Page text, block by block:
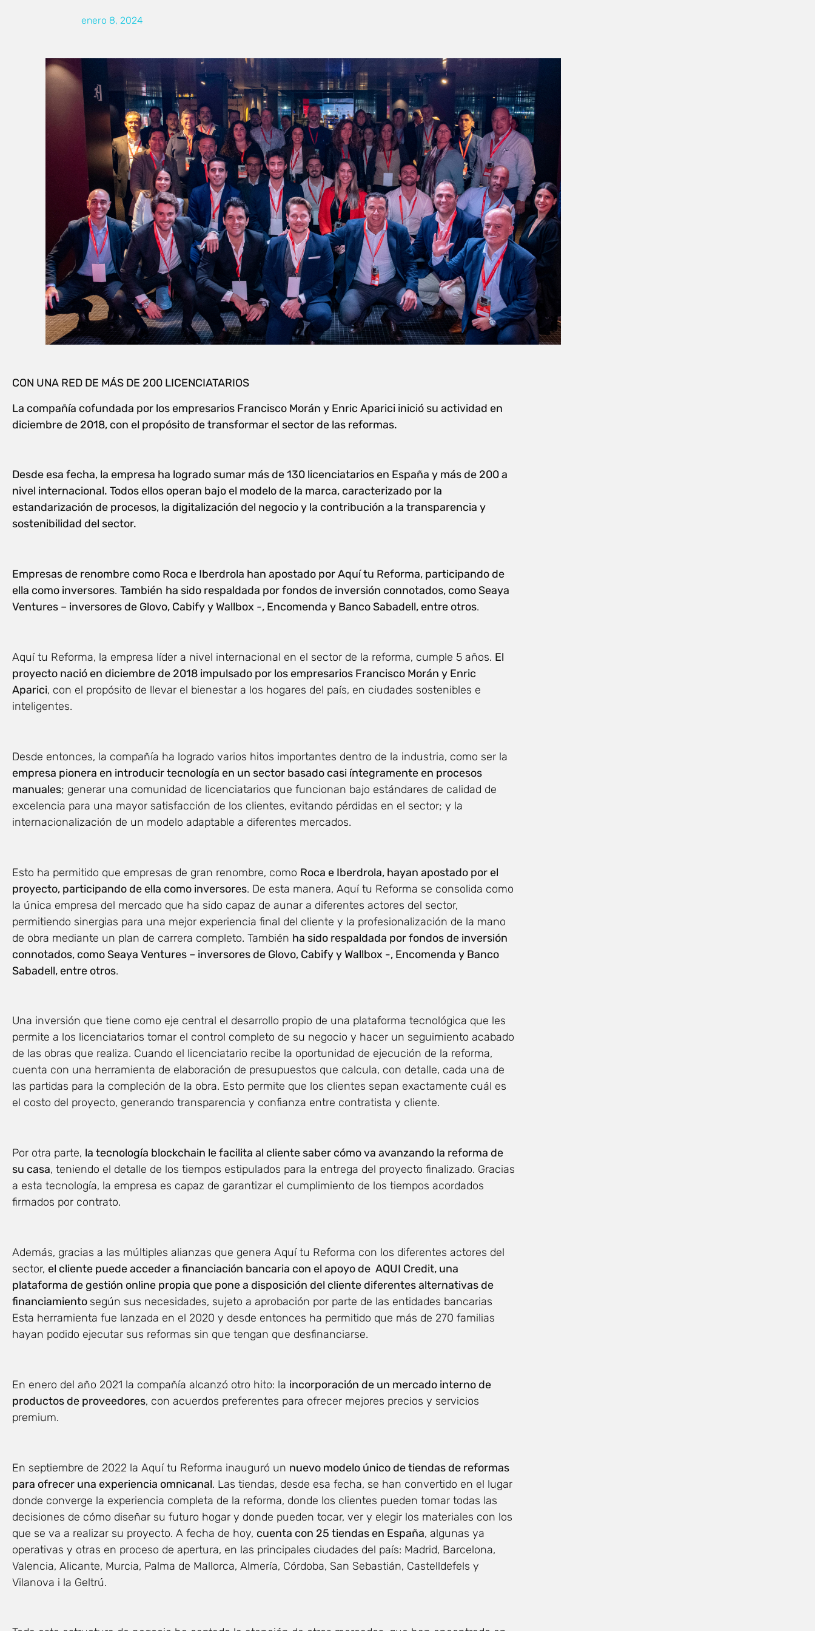
enero 8, 2024
CON UNA RED DE MÁS DE 200 LICENCIATARIOS
La compañía cofundada por los empresarios Francisco Morán y Enric Aparici inició su actividad en
diciembre de 2018, con el propósito de transformar el sector de las reformas.
Desde esa fecha, la empresa ha logrado sumar más de 130 licenciatarios en España y más de 200 a
nivel internacional. Todos ellos operan bajo el modelo de la marca, caracterizado por la
estandarización de procesos, la digitalización del negocio y la contribución a la transparencia y
sostenibilidad del sector.
Empresas de renombre como Roca e Iberdrola han apostado por Aquí tu Reforma, participando de
ella como inversores. También ha sido respaldada por fondos de inversión connotados, como Seaya
Ventures – inversores de Glovo, Cabify y Wallbox -, Encomenda y Banco Sabadell, entre otros.
Aquí tu Reforma, la empresa líder a nivel internacional en el sector de la reforma, cumple 5 años. El
proyecto nació en diciembre de 2018 impulsado por los empresarios Francisco Morán y Enric
Aparici, con el propósito de llevar el bienestar a los hogares del país, en ciudades sostenibles e
inteligentes.
Desde entonces, la compañía ha logrado varios hitos importantes dentro de la industria, como ser la
empresa pionera en introducir tecnología en un sector basado casi íntegramente en procesos
manuales; generar una comunidad de licenciatarios que funcionan bajo estándares de calidad de
excelencia para una mayor satisfacción de los clientes, evitando pérdidas en el sector; y la
internacionalización de un modelo adaptable a diferentes mercados.
Esto ha permitido que empresas de gran renombre, como Roca e Iberdrola, hayan apostado por el
proyecto, participando de ella como inversores. De esta manera, Aquí tu Reforma se consolida como
la única empresa del mercado que ha sido capaz de aunar a diferentes actores del sector,
permitiendo sinergias para una mejor experiencia final del cliente y la profesionalización de la mano
de obra mediante un plan de carrera completo. También ha sido respaldada por fondos de inversión
connotados, como Seaya Ventures – inversores de Glovo, Cabify y Wallbox -, Encomenda y Banco
Sabadell, entre otros.
Una inversión que tiene como eje central el desarrollo propio de una plataforma tecnológica que les
permite a los licenciatarios tomar el control completo de su negocio y hacer un seguimiento acabado
de las obras que realiza. Cuando el licenciatario recibe la oportunidad de ejecución de la reforma,
cuenta con una herramienta de elaboración de presupuestos que calcula, con detalle, cada una de
las partidas para la compleción de la obra. Esto permite que los clientes sepan exactamente cuál es
el costo del proyecto, generando transparencia y confianza entre contratista y cliente.
Por otra parte, la tecnología blockchain le facilita al cliente saber cómo va avanzando la reforma de
su casa, teniendo el detalle de los tiempos estipulados para la entrega del proyecto finalizado. Gracias
a esta tecnología, la empresa es capaz de garantizar el cumplimiento de los tiempos acordados
firmados por contrato.
Además, gracias a las múltiples alianzas que genera Aquí tu Reforma con los diferentes actores del
sector, el cliente puede acceder a financiación bancaria con el apoyo de AQUI Credit, una
plataforma de gestión online propia que pone a disposición del cliente diferentes alternativas de
financiamiento según sus necesidades, sujeto a aprobación por parte de las entidades bancarias
Esta herramienta fue lanzada en el 2020 y desde entonces ha permitido que más de 270 familias
hayan podido ejecutar sus reformas sin que tengan que desfinanciarse.
En enero del año 2021 la compañía alcanzó otro hito: la incorporación de un mercado interno de
productos de proveedores, con acuerdos preferentes para ofrecer mejores precios y servicios
premium.
En septiembre de 2022 la Aquí tu Reforma inauguró un nuevo modelo único de tiendas de reformas
para ofrecer una experiencia omnicanal. Las tiendas, desde esa fecha, se han convertido en el lugar
donde converge la experiencia completa de la reforma, donde los clientes pueden tomar todas las
decisiones de cómo diseñar su futuro hogar y donde pueden tocar, ver y elegir los materiales con los
que se va a realizar su proyecto. A fecha de hoy, cuenta con 25 tiendas en España, algunas ya
operativas y otras en proceso de apertura, en las principales ciudades del país: Madrid, Barcelona,
Valencia, Alicante, Murcia, Palma de Mallorca, Almería, Córdoba, San Sebastián, Castelldefels y
Vilanova i la Geltrú.